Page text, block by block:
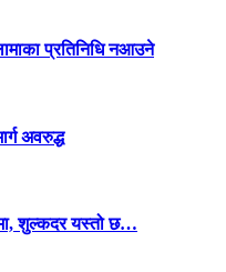
प्रतिनिधि नआउने
अवरुद्ध
शुल्कदर यस्तो छ…